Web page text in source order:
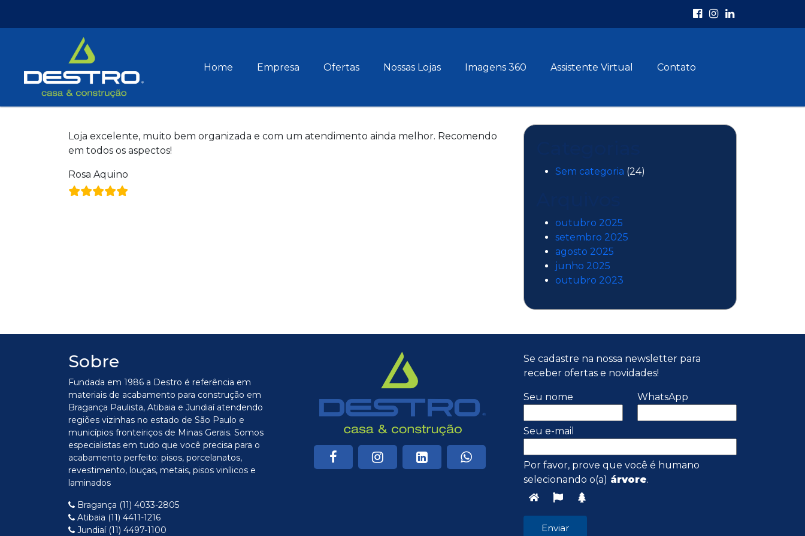
Home Empresa Ofertas Nossas Lojas Imagens 360 Assistente Virtual Contato
Loja excelente, muito bem organizada e com um atendimento ainda melhor. Recomendo
em todos os aspectos!
Rosa Aquino Sem categoria (24)
outubro 2025
setembro 2025
agosto 2025
junho 2025
outubro 2023
Sobre
Fundada em 1986 a Destro é referência em
materiais de acabamento para construção em
Bragança Paulista, Atibaia e Jundiaí atendendo
regiões vizinhas no estado de São Paulo e
municípios fronteiriços de Minas Gerais. Somos
especialistas em tudo que você precisa para o
acabamento perfeito: pisos, porcelanatos,
revestimento, louças, metais, pisos vinílicos e
laminados
Bragança (11) 4033-2805
Atibaia (11) 4411-1216
Jundiaí (11) 4497-1100
Se cadastre na nossa newsletter para
receber ofertas e novidades!
Seu nome WhatsApp
Seu e-mail
Por favor, prove que você é humano
selecionando o(a) árvore.